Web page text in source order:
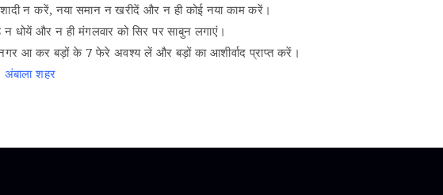
शादी न करें, नया समान न खरीदें और न ही कोई नया काम करें।
धोयें और न ही मंगलवार को सिर पर साबुन लगाएं।
नगर आ कर बड़ों के 7 फेरे अवश्य लें और बड़ों का आशीर्वाद प्राप्त करें।
अंबाला शहर